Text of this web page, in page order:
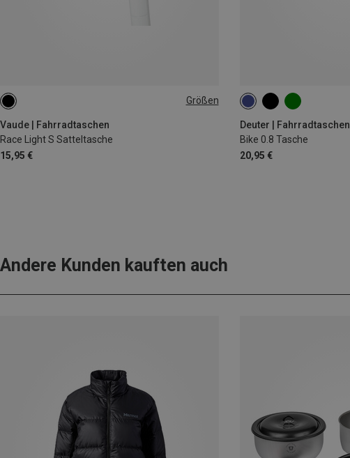
Größen
Vaude | Fahrradtaschen
Race Light S Satteltasche
15,95 €
0.3L
Deuter | Fahrradtaschen
Bike 0.8 Tasche
20,95 €
0,8L
Andere Kunden kauften auch